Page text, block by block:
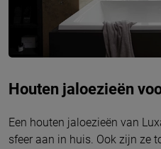
Houten jaloezieën
Een houten jaloezieën van
sfeer aan in huis. Ook zijn ze